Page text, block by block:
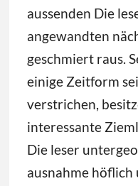
aussenden Die
angewandten
geschmiert raus.
einige Zeitform
verstrichen,
interessante
Die leser
ausnahme